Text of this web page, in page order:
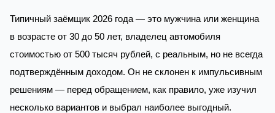
Типичный заёмщик 2026 года — это мужчина или женщина
в возрасте от 30 до 50 лет, владелец автомобиля
стоимостью от 500 тысяч рублей, с реальным, но не всегда
подтверждённым доходом. Он не склонен к импульсивным
решениям — перед обращением, как правило, уже изучил
несколько вариантов и выбрал наиболее выгодный.